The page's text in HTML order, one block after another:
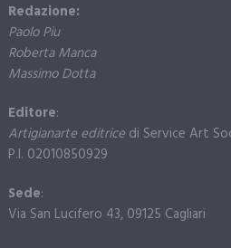
Redazione:
Paolo Piu
Roberta Manca
Massimo Dotta
Editore:
Artigianarte editricedi Service Art
P.I. 02010850929
Sede:
Via San Lucifero 43, 09125 Cagliari